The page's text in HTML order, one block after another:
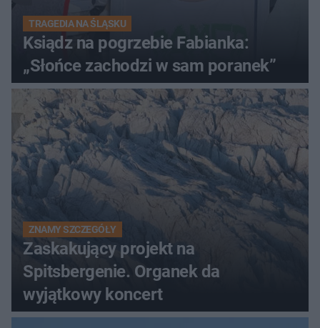
TRAGEDIA NA ŚLĄSKU
Ksiądz na pogrzebie Fabianka:
„Słońce zachodzi w sam poranek”
ZNAMY SZCZEGÓŁY
Zaskakujący projekt na
Spitsbergenie. Organek da
wyjątkowy koncert